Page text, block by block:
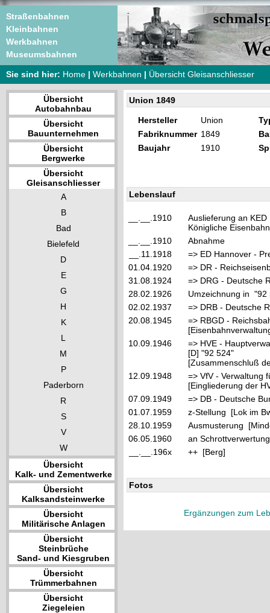
Straßenbahnen
Kleinbahnen
Werkbahnen
Museumsbahnen
Sie sind hier: Home | Werkbahnen | Übersicht Gleisanschliesser
Übersicht
Autobahnbau
Übersicht
Bauunternehmen
Übersicht
Bergwerke
Übersicht
Gleisanschliesser
A
B
Bad
Bielefeld
D
E
G
H
K
L
M
P
Paderborn
R
S
V
W
Übersicht
Kalk- und Zementwerke
Übersicht
Kalksandsteinwerke
Übersicht
Militärische Anlagen
Übersicht
Steinbrüche
Sand- und Kiesgruben
Übersicht
Trümmerbahnen
Übersicht
Ziegeleien
Union 1849
Hersteller Union
Fabriknummer 1849
Baujahr
1910
Lebenslauf
__.__.1910
Auslieferung an
Königliche
__.__.1910
Abnahme
__.11.1918
=> ED Hannover -
01.04.1920
=> DR -
31.08.1924
=> DRG - Deutsche
28.02.1926
Umzeichnung in
02.02.1937
=> DRB - Deutsche
20.08.1945
=> RBGD -
10.09.1946
=> HVE -
[D] "92 524"
[Zusammenschluß
12.09.1948
=> VfV - Verwaltung
[Eingliederung der
07.09.1949
=> DB - Deutsche
01.07.1959
z-Stellung [Lok im
28.10.1959
Ausmusterung
06.05.1960
an
__.__.196x
++ [Berg]
Fotos
Ergänzungen zum